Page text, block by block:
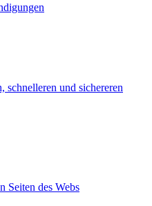
schnelleren und sichereren
Seiten des Webs